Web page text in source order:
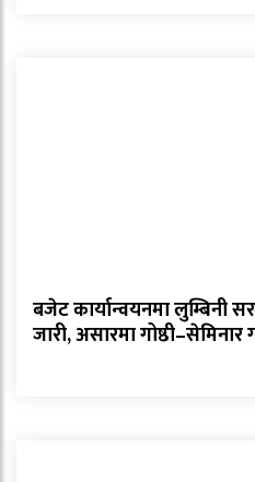
बजेट कार्यान्वयनमा लुम्बिनी
जारी, असारमा गोष्ठी–सेमिनार